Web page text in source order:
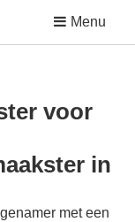
Menu
voor
in
met een